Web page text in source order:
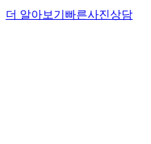
더 알아보기 빠른사진상담